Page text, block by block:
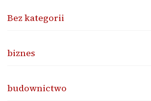
Bez kategorii
biznes
budownictwo